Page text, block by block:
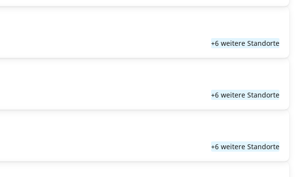
+6 weitere Standorte
+6 weitere Standorte
+6 weitere Standorte